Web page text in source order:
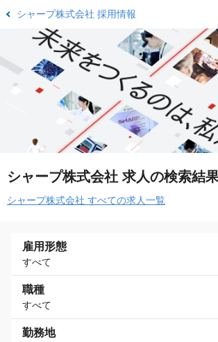
シャープ株式会社 採用情報
シャープ株式会社 求人の検索結
シャープ株式会社 すべての求人一覧
雇用形態
すべて
職種
すべて
勤務地